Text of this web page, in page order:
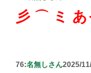
彡 ⌒ ミ あ
76:名無しさん2025/